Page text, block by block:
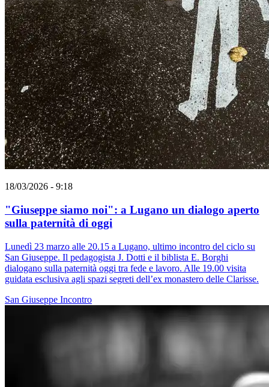
18/03/2026 - 9:18
"Giuseppe siamo noi": a Lugano un dialogo aperto
sulla paternità di oggi
Lunedì 23 marzo alle 20.15 a Lugano, ultimo incontro del ciclo su
San Giuseppe. Il pedagogista J. Dotti e il biblista E. Borghi
dialogano sulla paternità oggi tra fede e lavoro. Alle 19.00 visita
guidata esclusiva agli spazi segreti dell’ex monastero delle Clarisse.
San Giuseppe Incontro